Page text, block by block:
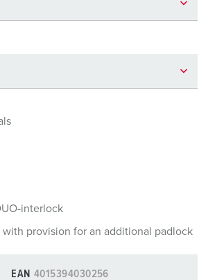
interlock
with provision for an additional padlock
EAN 4015394030256